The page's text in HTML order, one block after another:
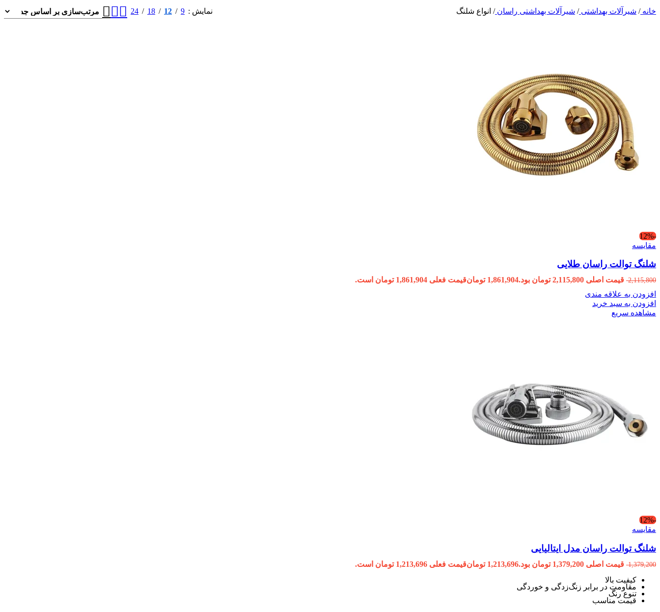
خانه/ شیرآلات بهداشتی/ شیرآلات بهداشتی راسان/ انواع شلنگ نمایش 9
12
18
24
-12%
مقایسه
شلنگ توالت راسان طلایی
2,115,800 قیمت اصلی 2,115,800 تومان بود. 1,861,904 تومانقیمت فعلی 1,861,904 تومان است.
افزودن به علاقه مندی
افزودن به سبد خرید
مشاهده سریع
-12%
مقایسه
شلنگ توالت راسان مدل ایتالیایی
1,379,200 قیمت اصلی 1,379,200 تومان بود. 1,213,696 تومانقیمت فعلی 1,213,696 تومان است.
کیفیت بالا
مقاومت در برابر زنگ‌زدگی و خوردگی
تنوع رنگ
قیمت مناسب